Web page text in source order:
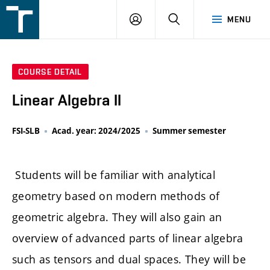
v
MENU
LOGIN SEARCH
COURSE DETAIL
Linear Algebra II
FSI-SLB Acad. year: 2024/2025 Summer semester
Students will be familiar with analytical
geometry based on modern methods of
geometric algebra. They will also gain an
overview of advanced parts of linear algebra
such as tensors and dual spaces. They will be